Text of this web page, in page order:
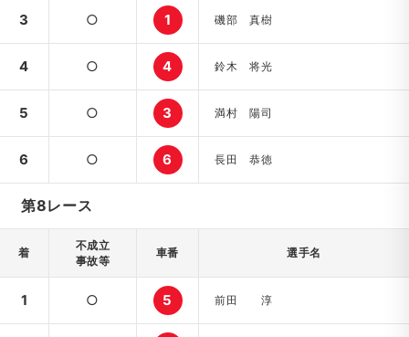
3 ○ 1 磯部 真樹
4 ○ 4 鈴木 将光
5 ○ 3 満村 陽司
6 ○ 6 長田 恭徳
第8レース
着
不成立
事故等
車番 選手名
1 ○ 5 前田 淳